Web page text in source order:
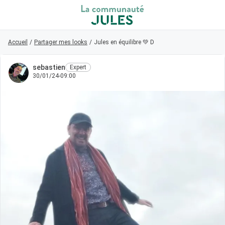
Retour au magasin
Visiteur
Connexion/Inscription
Rechercher dans la communauté
Nouveau sur la communauté ?
comment faire vos premiers pas ici !
Accueil
Accueil / Partager mes looks / Jules en équilibre 💚 Derby cuir bleu -70%
sebastien
Expert
30/01/24-09:00